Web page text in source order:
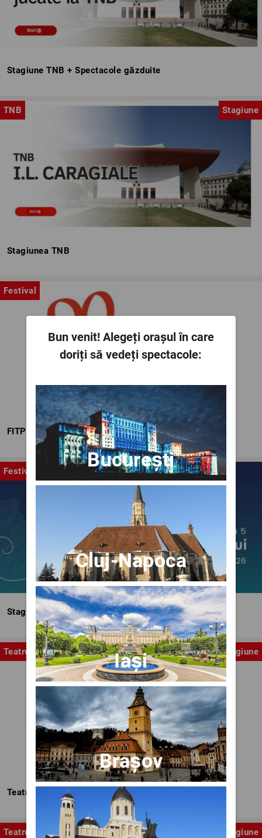
Stagiune TNB + Spectacole găzduite
TNB Stagiune
Stagiunea TNB
Festival
FITPTI
Festival
Stagiunea Estivală a Artelor Spectacolului
Teatru Stagiune
Teatrul Nottara
Teatru Stagiune
Bun venit!Alegeți orașul în care
doriți să vedeți spectacole:
București
Cluj-Napoca
Iași
Brașov